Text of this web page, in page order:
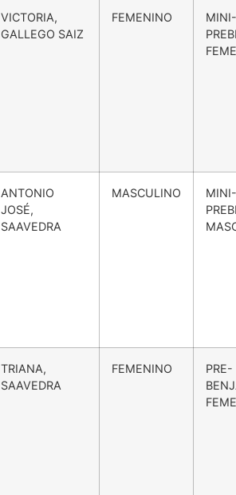
VICTORIA,
GALLEGO SAIZ
FEMENINO
MINI-
ANTONIO
JOSÉ,
SAAVEDRA
MASCULINO
MINI-
TRIANA,
SAAVEDRA
FEMENINO
PRE-